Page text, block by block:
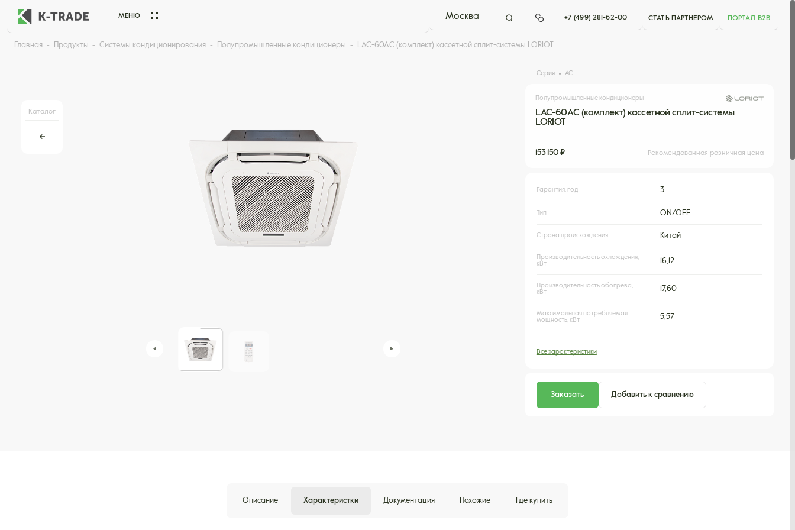
МЕНЮ Москва +7 (499) 281-62-00 СТАТЬ ПАРТНЕРОМ ПОРТАЛ B2B
Главная Продукты Системы кондиционирования Полупромышленные кондиционеры LAC-60AС (комплект) кассетной сплит-системы LORIOT
Каталог
Серия AC
Полупромышленные кондиционеры
LAC-60AС (комплект) кассетной сплит-системы
LORIOT
153 150 ₽ Рекомендованная розничная цена
Гарантия, год 3
Тип ON/OFF
Страна происхождения Китай
Производительность охлаждения,
кВт
16,12
Производительность обогрева,
кВт
17,60
Максимальная потребляемая
мощность, кВт
5,57
Все характеристики
Заказать Добавить к сравнению
Описание Характеристки Документация Похожие Где купить